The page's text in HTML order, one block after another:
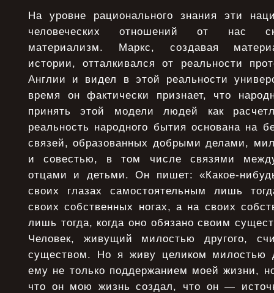
На уровне рационального знания эти
человеческих отношений от нас
материализм. Маркс, создавая
истории, отталкивался от реальности
Англии и видел в этой реальности
время он фактически признает, что
принять этой модели людей как
реальность народного бытия основана на
связей, образованных добрыми делами,
и совестью, в том числе связями
отцами и детьми. Он пишет: «Какое-
своих глазах самостоятельным лишь
своих собственных ногах, а на своих
лишь тогда, когда оно обязано своим
Человек, живущий милостью другого,
существом. Но я живу целиком милостью
ему не только поддержанием моей жизни,
что он мою жизнь создал, что он —